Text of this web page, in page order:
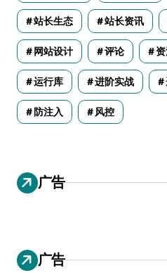
站长生态 站长资讯
网站设计 评论
运行库 进阶实战
防注入 风控
广告
广告